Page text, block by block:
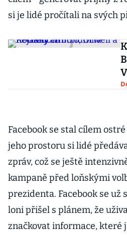
si je lidé pročítali na svých
Facebook se stal cílem
jeho prostoru si lidé
zpráv, což se ještě
kampaně před loňskými
prezidenta. Facebook se už
loni přišel s plánem, že
značkovat informace, které